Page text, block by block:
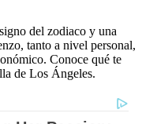
del zodiaco y una
tanto a nivel personal,
Conoce qué te
de Los Ángeles.